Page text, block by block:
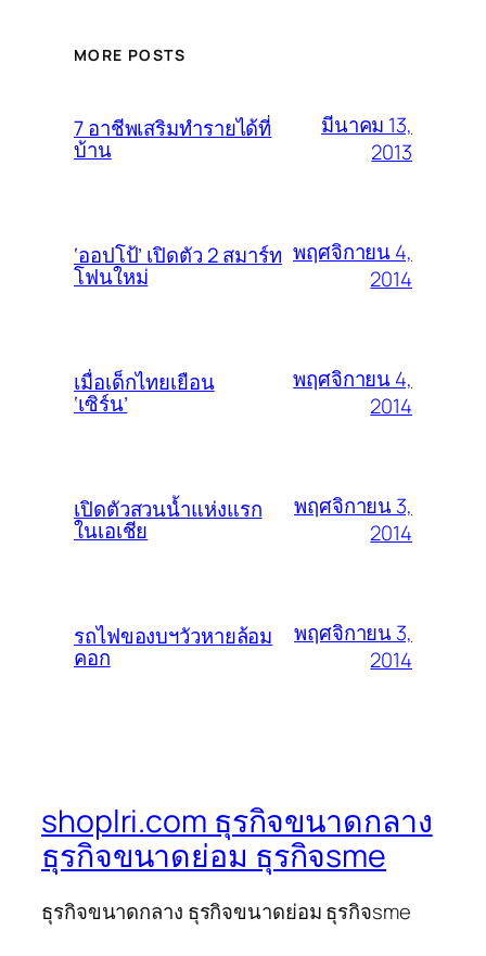
MORE POSTS
7 อาชีพเสริมทำรายได้ที่
บ้าน
มีนาคม 13,
2013
‘ออปโป้’ เปิดตัว 2 สมาร์ท
โฟนใหม่
พฤศจิกายน 4,
2014
เมื่อเด็กไทยเยือน
‘เซิร์น’
พฤศจิกายน 4,
2014
เปิดตัวสวนน้ำแห่งแรก
ในเอเชีย
พฤศจิกายน 3,
2014
รถไฟของบฯวัวหายล้อม
คอก
พฤศจิกายน 3,
2014
shoplri.com ธุรกิจขนาดกลาง
ธุรกิจขนาดย่อม ธุรกิจsme
ธุรกิจขนาดกลาง ธุรกิจขนาดย่อม ธุรกิจsme